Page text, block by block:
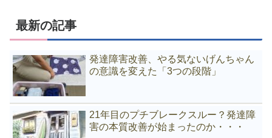
最新の記事
発達障害改善、やる気ないげんちゃん
の意識を変えた「3つの段階」
21年目のプチブレークスルー？発達障
害の本質改善が始まったのか・・・